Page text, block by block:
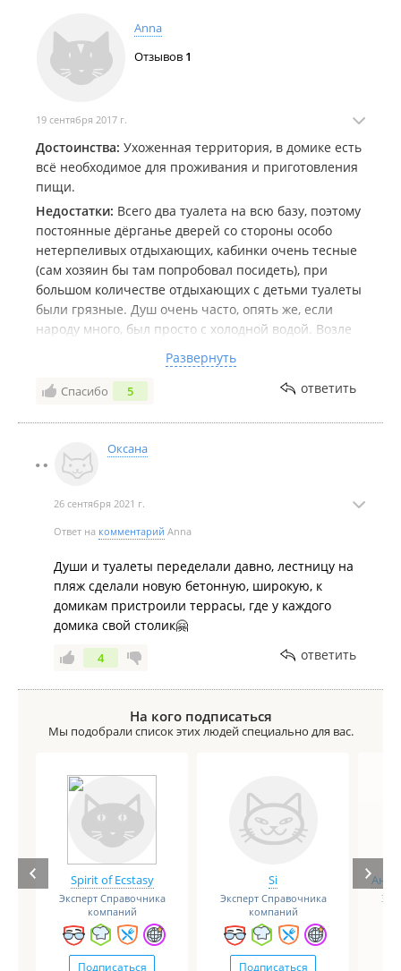
Anna
Отзывов 1
19 сентября 2017 г.
Достоинства: Ухоженная территория, в домике есть
всё необходимое для проживания и приготовления
пищи.
Недостатки: Всего два туалета на всю базу, поэтому
постоянные дёрганье дверей со стороны особо
нетерпеливых отдыхающих, кабинки очень тесные
(сам хозяин бы там попробовал посидеть), при
большом количестве отдыхающих с детьми туалеты
были грязные. Душ очень часто, опять же, если
народу много, был просто с холодной водой. Возле
если кушали соседи, приходилось ждать, когда
освободят. А в комнате обедать душно, окно и дверь
базы, действительно очень грязный, в воде всё в
водорослях. Поэтому ходили на пляж, который в
с.Анна, минут 10-15. Пляж нормальный, лестница
лестницы была все 10 дней, вода чистая, дно
песчаное, бухта красивая.
Развернуть
Спасибо 5 ответить
Оксана
26 сентября 2021 г.
Ответ на комментарий Anna
Души и туалеты переделали давно, лестницу на
пляж сделали новую бетонную, широкую, к
домикам пристроили террасы, где у каждого
домика свой столик🤗
4 ответить
На кого подписаться
Мы подобрали список этих людей специально для вас.
Spirit of Ecstasy
Эксперт Справочника
компаний
Подписаться
Si
Эксперт Справочника
компаний
Подписаться